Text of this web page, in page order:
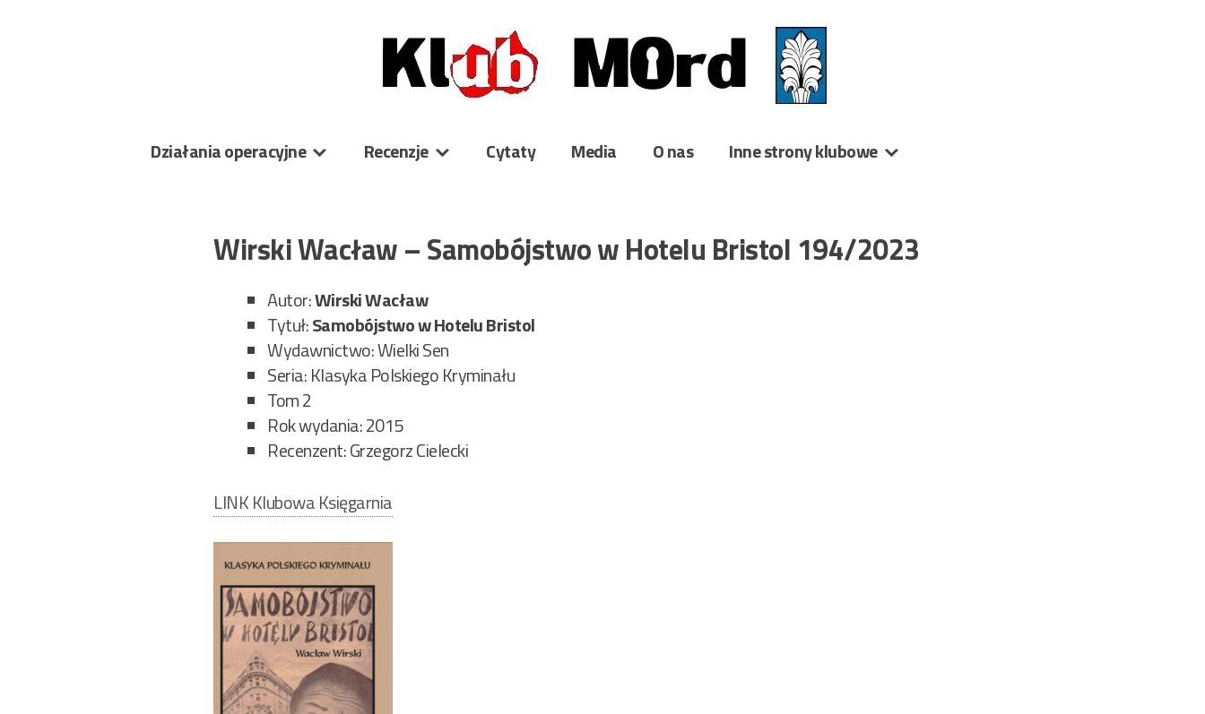
Działania operacyjne Recenzje Cytaty Media O nas Inne strony klubowe
Wirski Wacław – Samobójstwo w Hotelu Bristol 194/2023
Autor:Wirski Wacław
Tytuł:Samobójstwo w Hotelu Bristol
Wydawnictwo: Wielki Sen
Seria: Klasyka Polskiego Kryminału
Tom 2
Rok wydania: 2015
Recenzent: Grzegorz Cielecki
LINK Klubowa Księgarnia